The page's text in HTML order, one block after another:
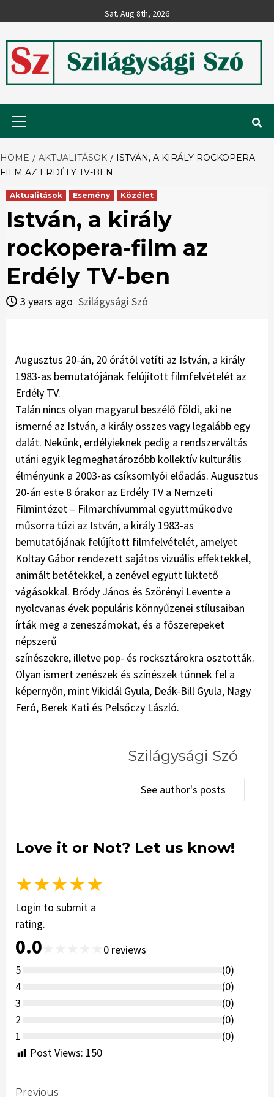
to
Sat. Aug 8th, 2026
Szilágysági
Szó
HOME AKTUALITÁSOK
ISTVÁN, A KIRÁLY ROCKOPERA-
FILM AZ ERDÉLY TV-BEN
Aktualitások Esemény Közélet
István, a király
rockopera-film az
Erdély TV-ben
3 years ago Szilágysági Szó
Augusztus 20-án, 20 órától vetíti az István, a király
1983-as bemutatójának felújított filmfelvételét az
Erdély TV.
Talán nincs olyan magyarul beszélő földi, aki ne
ismerné az István, a király összes vagy legalább egy
dalát. Nekünk, erdélyieknek pedig a rendszerváltás
utáni egyik legmeghatározóbb kollektív kulturális
élményünk a 2003-as csíksomlyói előadás. Augusztus
20-án este 8 órakor az Erdély TV a Nemzeti
Filmintézet – Filmarchívummal együttműködve
műsorra tűzi az István, a király 1983-as
bemutatójának felújított filmfelvételét, amelyet
Koltay Gábor rendezett sajátos vizuális effektekkel,
animált betétekkel, a zenével együtt lüktető
vágásokkal. Bródy János és Szörényi Levente a
nyolcvanas évek populáris könnyűzenei stílusaiban
írták meg a zeneszámokat, és a főszerepeket
népszerű
színészekre, illetve pop- és rocksztárokra osztották.
Olyan ismert zenészek és színészek tűnnek fel a
képernyőn, mint Vikidál Gyula, Deák-Bill Gyula, Nagy
Feró, Berek Kati és Pelsőczy László.
Szilágysági Szó
See author's posts
Love it or Not? Let us know!
★★★★★
Login to submit a
rating.
0.0 0 reviews
5
(0)
4
(0)
3
(0)
2
(0)
1
(0)
Post Views: 150
Previous